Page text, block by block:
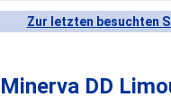
Zur letzten besuchten
Minerva DD